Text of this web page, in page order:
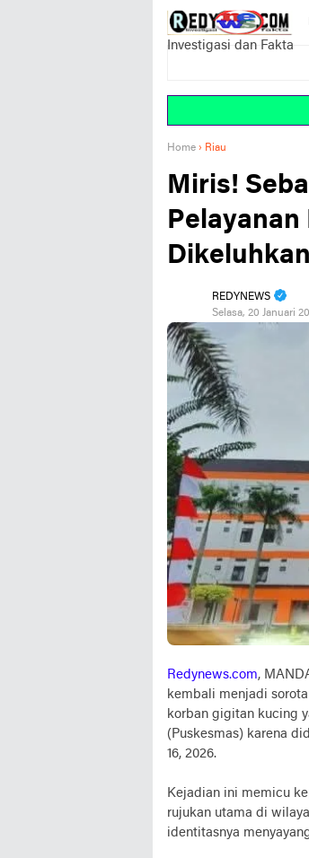
Investigasi dan Fakta
Home › Riau
Miris!
Pelayanan
REDYNEWS
Selasa, 20 Januari
Redynews.com,
kembali menjadi
korban gigitan kucing
(Puskesmas) karena
16, 2026.
Kejadian ini memicu
rujukan utama di
identitasnya